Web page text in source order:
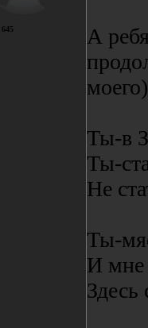
645
А
моего)
Ты-в
Ты-
Не
Ты-
И мне
Здесь